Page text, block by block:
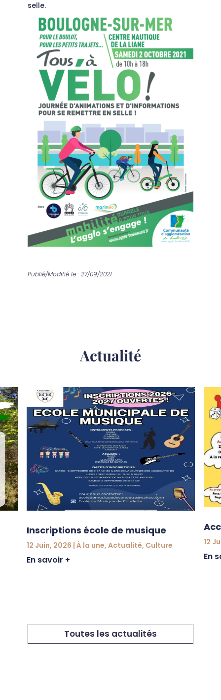
selle.
Publié/Modifié le : 27/09/2021
Actualité
Inscriptions école de musique
12 Juin, 2026 | À la une, Actualité, Culture
En savoir +
12
En
Toutes les actualités